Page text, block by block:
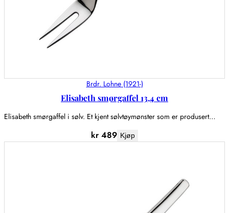
Brdr. Lohne (1921-)
Elisabeth smørgaffel 13,4 cm
Elisabeth smørgaffel i sølv. Et kjent sølvtøymønster som er produsert…
kr 489 Kjøp